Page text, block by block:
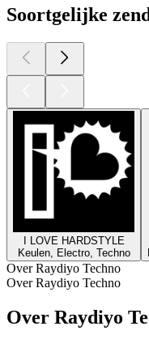
Soortgelijke
I LOVE HARDSTYLE
Keulen, Electro, Techno
Over Raydiyo Techno
Over Raydiyo Techno
Over Raydiyo